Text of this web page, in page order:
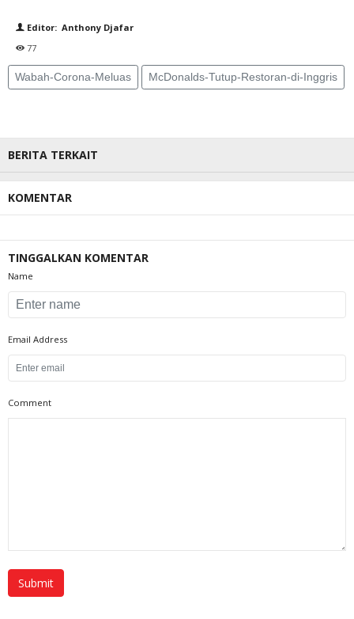
Editor: Anthony Djafar
77
Wabah-Corona-Meluas McDonalds-Tutup-Restoran-di-Inggris
BERITA TERKAIT
KOMENTAR
TINGGALKAN KOMENTAR
Name
Email Address
Comment